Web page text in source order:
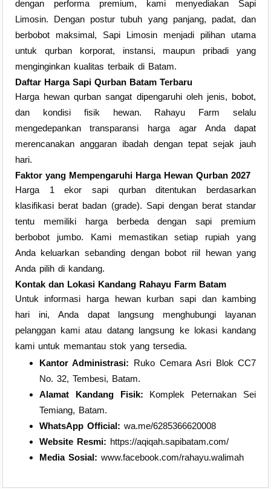
dengan performa premium, kami menyediakan Sapi
Limosin. Dengan postur tubuh yang panjang, padat, dan
berbobot maksimal, Sapi Limosin menjadi pilihan utama
untuk qurban korporat, instansi, maupun pribadi yang
menginginkan kualitas terbaik di Batam.
Daftar Harga Sapi Qurban Batam Terbaru
Harga hewan qurban sangat dipengaruhi oleh jenis, bobot,
dan kondisi fisik hewan. Rahayu Farm selalu
mengedepankan transparansi harga agar Anda dapat
merencanakan anggaran ibadah dengan tepat sejak jauh
hari.
Faktor yang Mempengaruhi Harga Hewan Qurban 2027
Harga 1 ekor sapi qurban ditentukan berdasarkan
klasifikasi berat badan (grade). Sapi dengan berat standar
tentu memiliki harga berbeda dengan sapi premium
berbobot jumbo. Kami memastikan setiap rupiah yang
Anda keluarkan sebanding dengan bobot riil hewan yang
Anda pilih di kandang.
Kontak dan Lokasi Kandang Rahayu Farm Batam
Untuk informasi harga hewan kurban sapi dan kambing
hari ini, Anda dapat langsung menghubungi layanan
pelanggan kami atau datang langsung ke lokasi kandang
kami untuk memantau stok yang tersedia.
Kantor Administrasi: Ruko Cemara Asri Blok CC7
No. 32, Tembesi, Batam.
Alamat Kandang Fisik: Komplek Peternakan Sei
Temiang, Batam.
WhatsApp Official: wa.me/6285366620008
Website Resmi: https://aqiqah.sapibatam.com/
Media Sosial: www.facebook.com/rahayu.walimah